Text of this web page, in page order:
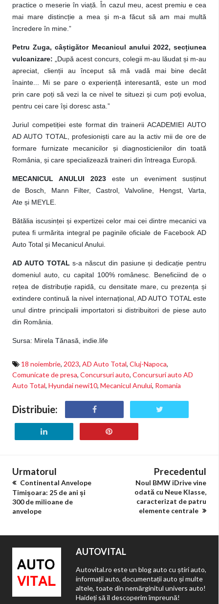
practice o meserie în viață. În cazul meu, acest premiu e cea
mai mare distincție a mea și m-a făcut să am mai multă
încredere în mine.”
Petru Zuga, câștigător Mecanicul anului 2022, secțiunea
vulcanizare: „După acest concurs, colegii m-au lăudat și m-au
apreciat, clienții au început să mă vadă mai bine decât
înainte... Mi se pare o experiență interesantă, este un mod
prin care poți să vezi la ce nivel te situezi și cum poți evolua,
pentru cei care își doresc asta.”
Juriul competiției este format din trainerii ACADEMIEI AUTO
AD AUTO TOTAL, profesioniști care au la activ mii de ore de
formare furnizate mecanicilor și diagnosticienilor din toată
România, și care specializează traineri din întreaga Europă.
MECANICUL ANULUI 2023 este un eveniment susținut
de Bosch, Mann Filter, Castrol, Valvoline, Hengst, Varta,
Ate și MEYLE.
Bătălia iscusinței și expertizei celor mai cei dintre mecanici va
putea fi urmărita integral pe paginile oficiale de Facebook AD
Auto Total și Mecanicul Anului.
AD AUTO TOTALs-a născut din pasiune și dedicație pentru
domeniul auto, cu capital 100% românesc. Beneficiind de o
rețea de distribuție rapidă, cu densitate mare, cu prezența și
extindere continuă la nivel internațional, AD AUTO TOTAL este
unul dintre principalii importatori si distribuitori de piese auto
din România.
Sursa: Mirela Tănasă, indie.life
18 noiembrie, 2023, AD Auto Total, Cluj-Napoca,
Comunicate de presa, Concursuri auto, Concursuri auto AD
Auto Total, Hyundai newi10, Mecanicul Anului, Romania
Distribuie:
Urmatorul
Continental Anvelope
Timișoara: 25 de ani și
300 de milioane de
anvelope
Precedentul
Noul BMW iDrive vine
odată cu Neue Klasse,
caracterizat de patru
elemente centrale
AUTOVITAL
Autovital.ro este un blog auto cu știri auto,
informații auto, documentații auto și multe
altele, toate din nemărginitul univers auto!
Haideți să îl descoperim împreună!